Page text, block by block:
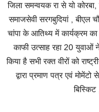
जिला समन्वयक रा से यो
समाजसेवी सरगबुदियां , बीएल
चांपा के आतिथ्य में कार्यक्रम का
काफी उत्साह रहा 20 युवाओं
किया है सभी रक्त वीरों को
द्वारा प्रमाण पत्र एवं
बिस्किट